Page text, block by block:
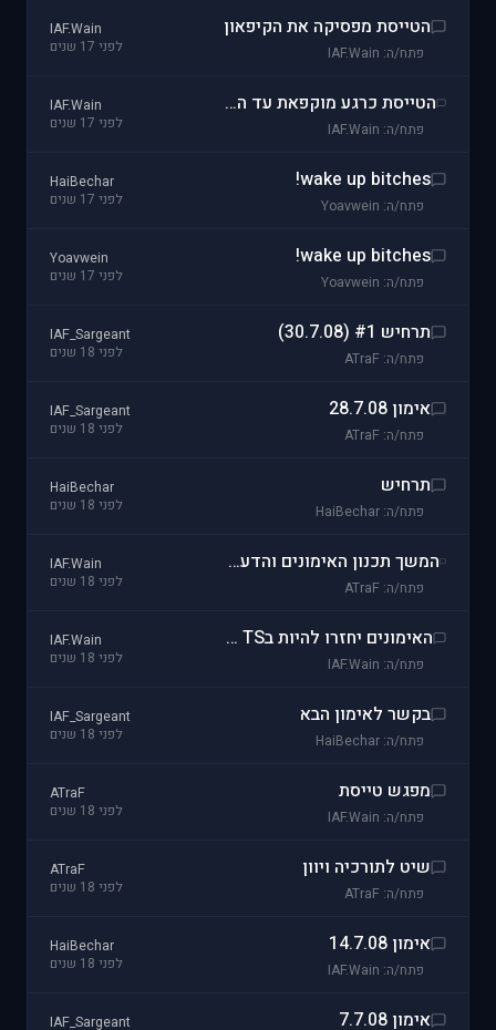
הטייסת מפסיקה את הקיפאון
פתח/ה: IAF.Wain
IAF.Wain
לפני 17 שנים
הטייסת כרגע מוקפאת עד הודעה חדשה חברים...
פתח/ה: IAF.Wain
IAF.Wain
לפני 17 שנים
wake up bitches!
פתח/ה: Yoavwein
HaiBechar
לפני 17 שנים
wake up bitches!
פתח/ה: Yoavwein
Yoavwein
לפני 17 שנים
תרחיש #1 (30.7.08)
פתח/ה: ATraF
IAF_Sargeant
לפני 18 שנים
אימון 28.7.08
פתח/ה: ATraF
IAF_Sargeant
לפני 18 שנים
תרחיש
פתח/ה: HaiBechar
HaiBechar
לפני 18 שנים
המשך תכנון האימונים והדעה שלי על מיקומינו כרגע+הערות+הסברים
פתח/ה: ATraF
IAF.Wain
לפני 18 שנים
האימונים יחזרו להיות בTS של IFS
פתח/ה: IAF.Wain
IAF.Wain
לפני 18 שנים
בקשר לאימון הבא
פתח/ה: HaiBechar
IAF_Sargeant
לפני 18 שנים
מפגש טייסת
פתח/ה: IAF.Wain
ATraF
לפני 18 שנים
שיט לתורכיה ויוון
פתח/ה: ATraF
ATraF
לפני 18 שנים
אימון 14.7.08
פתח/ה: IAF.Wain
HaiBechar
לפני 18 שנים
אימון 7.7.08 IAF_Sargeant